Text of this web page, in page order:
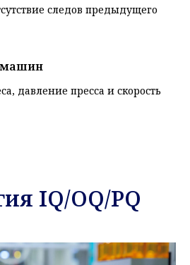
следов предыдущего
машин
давление пресса и скорость
IQ/OQ/PQ